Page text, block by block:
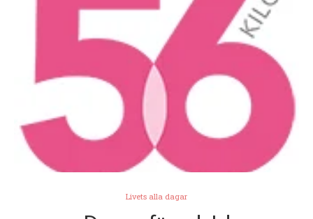
Livets alla dagar